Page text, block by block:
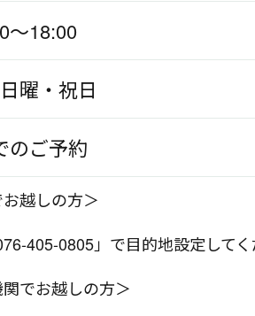
～18:00
曜・祝日
のご予約
越しの方＞
405-0805」で目的地設定してく
でお越しの方＞